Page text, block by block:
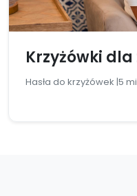
Krzyżówki
Hasła do krzyżówek |5